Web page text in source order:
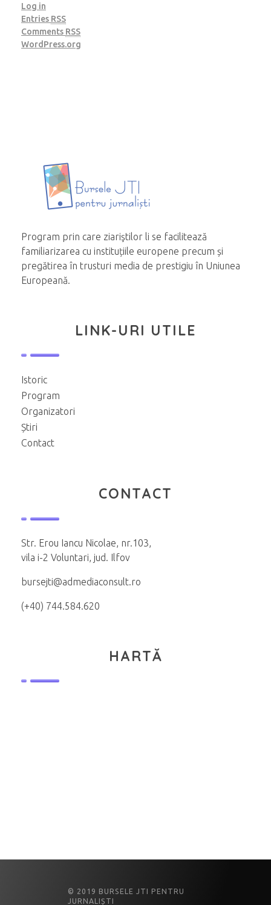
Log in
Entries RSS
Comments RSS
WordPress.org
Program prin care ziariştilor li se facilitează
familiarizarea cu instituțiile europene precum și
pregătirea în trusturi media de prestigiu în Uniunea
Europeană.
LINK-URI UTILE
Istoric
Program
Organizatori
Știri
Contact
CONTACT
Str. Erou Iancu Nicolae, nr.103,
vila i-2 Voluntari, jud. Ilfov
bursejti@admediaconsult.ro
(+40) 744.584.620
HARTĂ
© 2019 BURSELE JTI PENTRU
JURNALIȘTI